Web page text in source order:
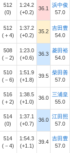
512
(0)
1:24.2
(+0.2)
36.1
浜中俊
57.0
512
(＋4)
1:37.2
(+0.2)
35.2
吉田豊
54.0
508
(－2)
1:23.0
(+0.6)
36.3
菱田裕
54.0
510
(－6)
1:51.9
(+1.8)
39.5
柴田善
57.0
516
(＋2)
1:38.5
(+1.0)
36.0
三浦皇
55.0
514
(0)
1:37.1
(+0.7)
36.0
江田照
57.0
514
(－4)
1:54.3
(+1.1)
39.4
吉田豊
57.0